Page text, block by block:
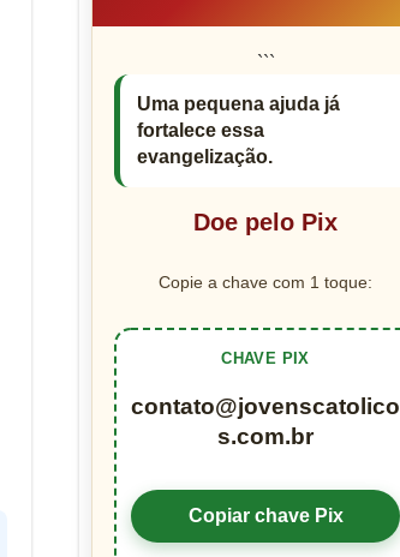
```
Uma pequena ajuda já
fortalece essa
evangelização.
Doe pelo Pix
Copie a chave com 1 toque:
CHAVE PIX
contato@jovenscatolico
s.com.br
Copiar chave Pix